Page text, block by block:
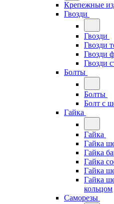
Крепежные
Гвозди
Гвозди
Гвозди
Гвозди
Гвозди
Болты
Болты
Болт с
Гайка
Гайка
Гайка
Гайка
Гайка
Гайка
Гайка
кольцом
Саморезы